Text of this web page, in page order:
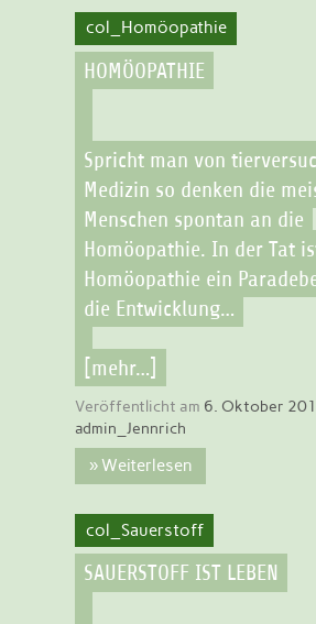
col_Homöopathie
HOMÖOPATHIE
Spricht man von
Medizin so denken die
Menschen spontan an die
Homöopathie. In der Tat
Homöopathie ein
die Entwicklung…
[mehr…]
Veröffentlicht am 6. Oktober
admin_Jennrich
» Weiterlesen
col_Sauerstoff
SAUERSTOFF IST LEBEN